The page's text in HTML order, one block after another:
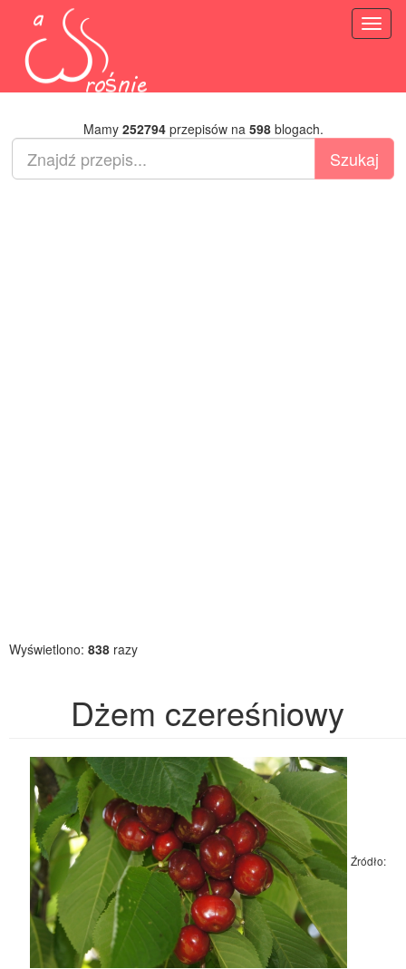
Mamy 252794przepisów na 598blogach.
Wyświetlono: 838 razy
Dżem czereśniowy
Źródło: